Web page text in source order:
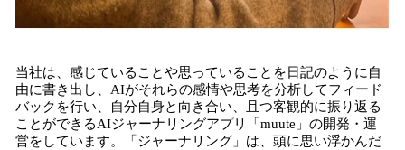
当社は、感じていることや思っていることを日記のように自
由に書き出し、AIがそれらの感情や思考を分析してフィード
バックを行い、自分自身と向き合い、且つ客観的に振り返る
ことができるAIジャーナリングアプリ「muute」の開発・運
営をしています。「ジャーナリング」は、頭に思い浮かんだ